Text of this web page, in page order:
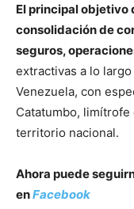
El principal objetivo
consolidación de
seguros,
extractivas a lo
Venezuela, con
Catatumbo, limítrofe
territorio nacional.
Ahora puede
enFacebook